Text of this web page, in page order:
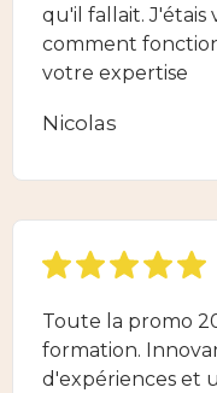
qu'il fallait.
comment
votre expertise
Nicolas
Toute la promo
formation.
d'expériences et